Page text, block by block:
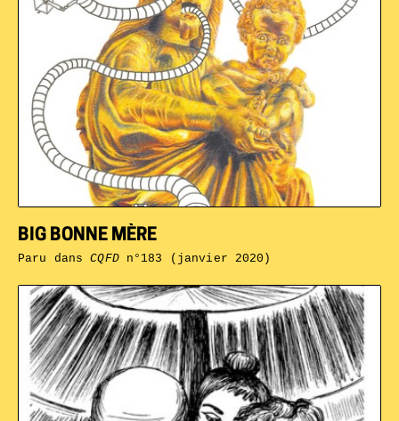
BIG BONNE MÈRE
Paru dansCQFDn°183 (janvier 2020)